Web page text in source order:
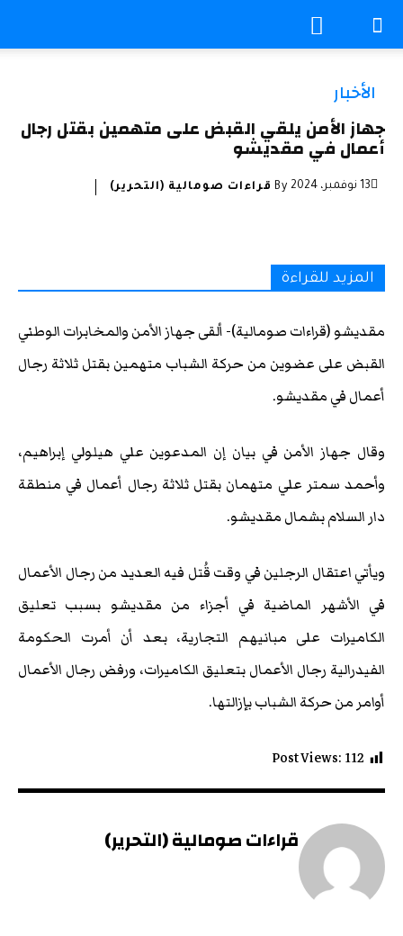
الأخبار
جهاز الأمن يلقي القبض على متهمين بقتل رجال
أعمال في مقديشو
13 نوفمبر، 2024 By قراءات صومالية (التحرير)
المزيد للقراءة
مقديشو (قراءات صومالية)- ألقى جهاز الأمن والمخابرات الوطني
القبض على عضوين من حركة الشباب متهمين بقتل ثلاثة رجال
أعمال في مقديشو.
وقال جهاز الأمن في بيان إن المدعوين علي هيلولي إبراهيم،
وأحمد سمتر علي متهمان بقتل ثلاثة رجال أعمال في منطقة
دار السلام بشمال مقديشو.
ويأتي اعتقال الرجلين في وقت قُتل فيه العديد من رجال الأعمال
في الأشهر الماضية في أجزاء من مقديشو بسبب تعليق
الكاميرات على مبانيهم التجارية، بعد أن أمرت الحكومة
الفيدرالية رجال الأعمال بتعليق الكاميرات، ورفض رجال الأعمال
أوامر من حركة الشباب بإزالتها.
Post Views: 112
قراءات صومالية (التحرير)